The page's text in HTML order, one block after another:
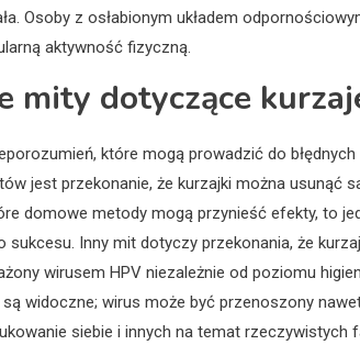
Osoby z osłabionym układem
aktywność fizyczną.
mity dotyczące
które mogą prowadzić do
jest przekonanie, że kurzajki można usunąć
domowe metody mogą przynieść efekty, to
sukcesu. Inny mit dotyczy przekonania, że
wirusem HPV niezależnie od poziomu
widoczne; wirus może być przenoszony
siebie i innych na temat